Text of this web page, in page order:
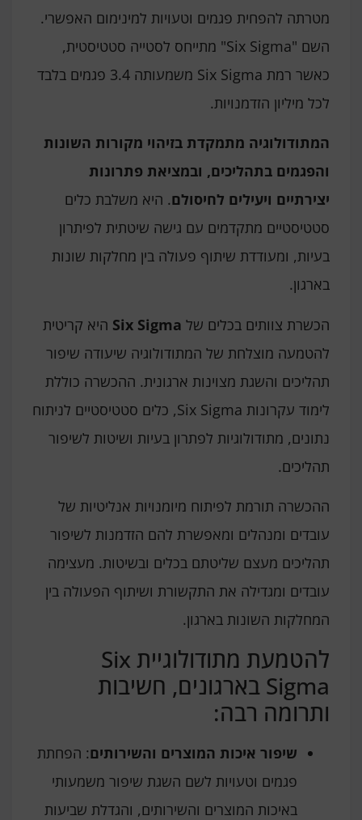
מטרתה להפחית פגמים וטעויות למינימום האפשרי.
השם "Six Sigma" מתייחס לסטייה סטטיסטית,
כאשר רמת Six Sigma משמעותה 3.4 פגמים בלבד
לכל מיליון הזדמנויות.
המתודולוגיה מתמקדת בזיהוי מקורות השונות
והפגמים בתהליכים, ובמציאת פתרונות
יצירתיים ויעילים לחיסולם. היא משלבת כלים
סטטיסטיים מתקדמים עם גישה שיטתית לפיתרון
בעיות, ומעודדת שיתוף פעולה בין מחלקות שונות
בארגון.
הכשרת צוותים בכלים של Six Sigma היא קריטית
להטמעה מוצלחת של המתודולוגיה שיעודה שיפור
תהליכים והשגת מצוינות ארגונית. ההכשרה כוללת
לימוד עקרונות Six Sigma, כלים סטטיסטיים לניתוח
נתונים, מתודולוגיות לפתרון בעיות ושיטות לשיפור
תהליכים.
ההכשרה תורמת לפיתוח מיומנויות אנליטיות של
עובדים ומנהלים ומאפשרת להם הזדמנות לשיפור
תהליכים מעצם שליטתם בכלים ובשיטות. מעצימה
עובדים ומגדילה את התקשורת ושיתוף הפעולה בין
המחלקות השונות בארגון.
להטמעת מתודולוגיית Six
Sigma בארגונים, חשיבות
ותרומה רבה:
שיפור איכות המוצרים והשירותים: הפחתת
פגמים וטעויות לשם השגת שיפור משמעותי
באיכות המוצרים והשירותים, והגדלת שביעות